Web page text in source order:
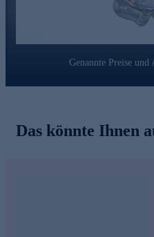
Genannte Preise
Das könnte Ihnen